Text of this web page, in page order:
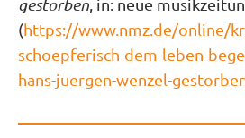
gestorben , in: neue
(https://www.nmz.de/online/
schoepferisch-dem-leben-
hans-juergen-wenzel-